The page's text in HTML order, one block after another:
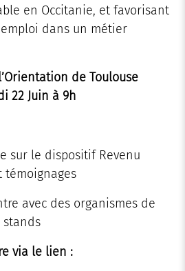
en Occitanie, et favorisant
dans un métier
de Toulouse
22 Juin à 9h
sur le dispositif Revenu
témoignages
avec des organismes de
via le lien :